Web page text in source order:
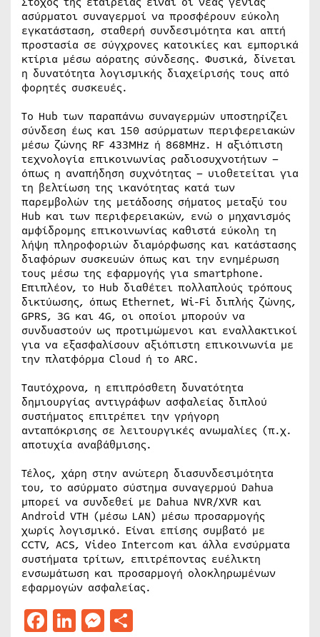
ασύρματοι συναγερμοί να προσφέρουν εύκολη
εγκατάσταση, σταθερή συνδεσιμότητα και απτή
προστασία σε σύγχρονες κατοικίες και εμπορικά
κτίρια μέσω αόρατης σύνδεσης. Φυσικά, δίνεται
η δυνατότητα λογισμικής διαχείρισής τους από
φορητές συσκευές.
Tο Hub των παραπάνω συναγερμών υποστηρίζει
σύνδεση έως και 150 ασύρματων περιφερειακών
μέσω ζώνης RF 433MHz ή 868MHz. Η αξιόπιστη
τεχνολογία επικοινωνίας ραδιοσυχνοτήτων –
όπως η αναπήδηση συχνότητας – υιοθετείται για
τη βελτίωση της ικανότητας κατά των
παρεμβολών της μετάδοσης σήματος μεταξύ του
Hub και των περιφερειακών, ενώ ο μηχανισμός
αμφίδρομης επικοινωνίας καθιστά εύκολη τη
λήψη πληροφοριών διαμόρφωσης και κατάστασης
διαφόρων συσκευών όπως και την ενημέρωση
τους μέσω της εφαρμογής για smartphone.
Επιπλέον, το Hub διαθέτει πολλαπλούς τρόπους
δικτύωσης, όπως Ethernet, Wi-Fi διπλής ζώνης,
GPRS, 3G και 4G, οι οποίοι μπορούν να
συνδυαστούν ως προτιμώμενοι και εναλλακτικοί
για να εξασφαλίσουν αξιόπιστη επικοινωνία με
την πλατφόρμα Cloud ή το ARC.
Ταυτόχρονα, η επιπρόσθετη δυνατότητα
δημιουργίας αντιγράφων ασφαλείας διπλού
συστήματος επιτρέπει την γρήγορη
ανταπόκρισης σε λειτουργικές ανωμαλίες (π.χ.
αποτυχία αναβάθμισης.
Τέλος, χάρη στην ανώτερη διασυνδεσιμότητα
του, το ασύρματο σύστημα συναγερμού Dahua
μπορεί να συνδεθεί με Dahua NVR/XVR και
Android VTH (μέσω LAN) μέσω προσαρμογής
χωρίς λογισμικό. Είναι επίσης συμβατό με
CCTV, ACS, Video Intercom και άλλα ενσύρματα
συστήματα τρίτων, επιτρέποντας ευέλικτη
ενσωμάτωση και προσαρμογή ολοκληρωμένων
εφαρμογών ασφαλείας.
Facebook
LinkedIn
Messenger